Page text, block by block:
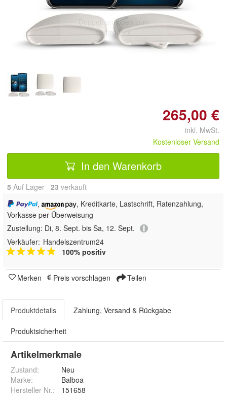
Doppelt antippen zum
vergrößern
265,00 €
inkl. MwSt.
Kostenloser Versand
In den Warenkorb
5 Auf Lager 23 verkauft
,
, Kreditkarte, Lastschrift, Ratenzahlung,
Vorkasse per Überweisung
Zustellung: Di, 8. Sept. bis Sa, 12. Sept.
Verkäufer: Handelszentrum24
100% positiv
Merken Preis vorschlagen Teilen
Produktdetails Zahlung, Versand & Rückgabe
Produktsicherheit
Artikelmerkmale
Zustand:
Neu
Marke:
Balboa
Hersteller Nr.:
151658